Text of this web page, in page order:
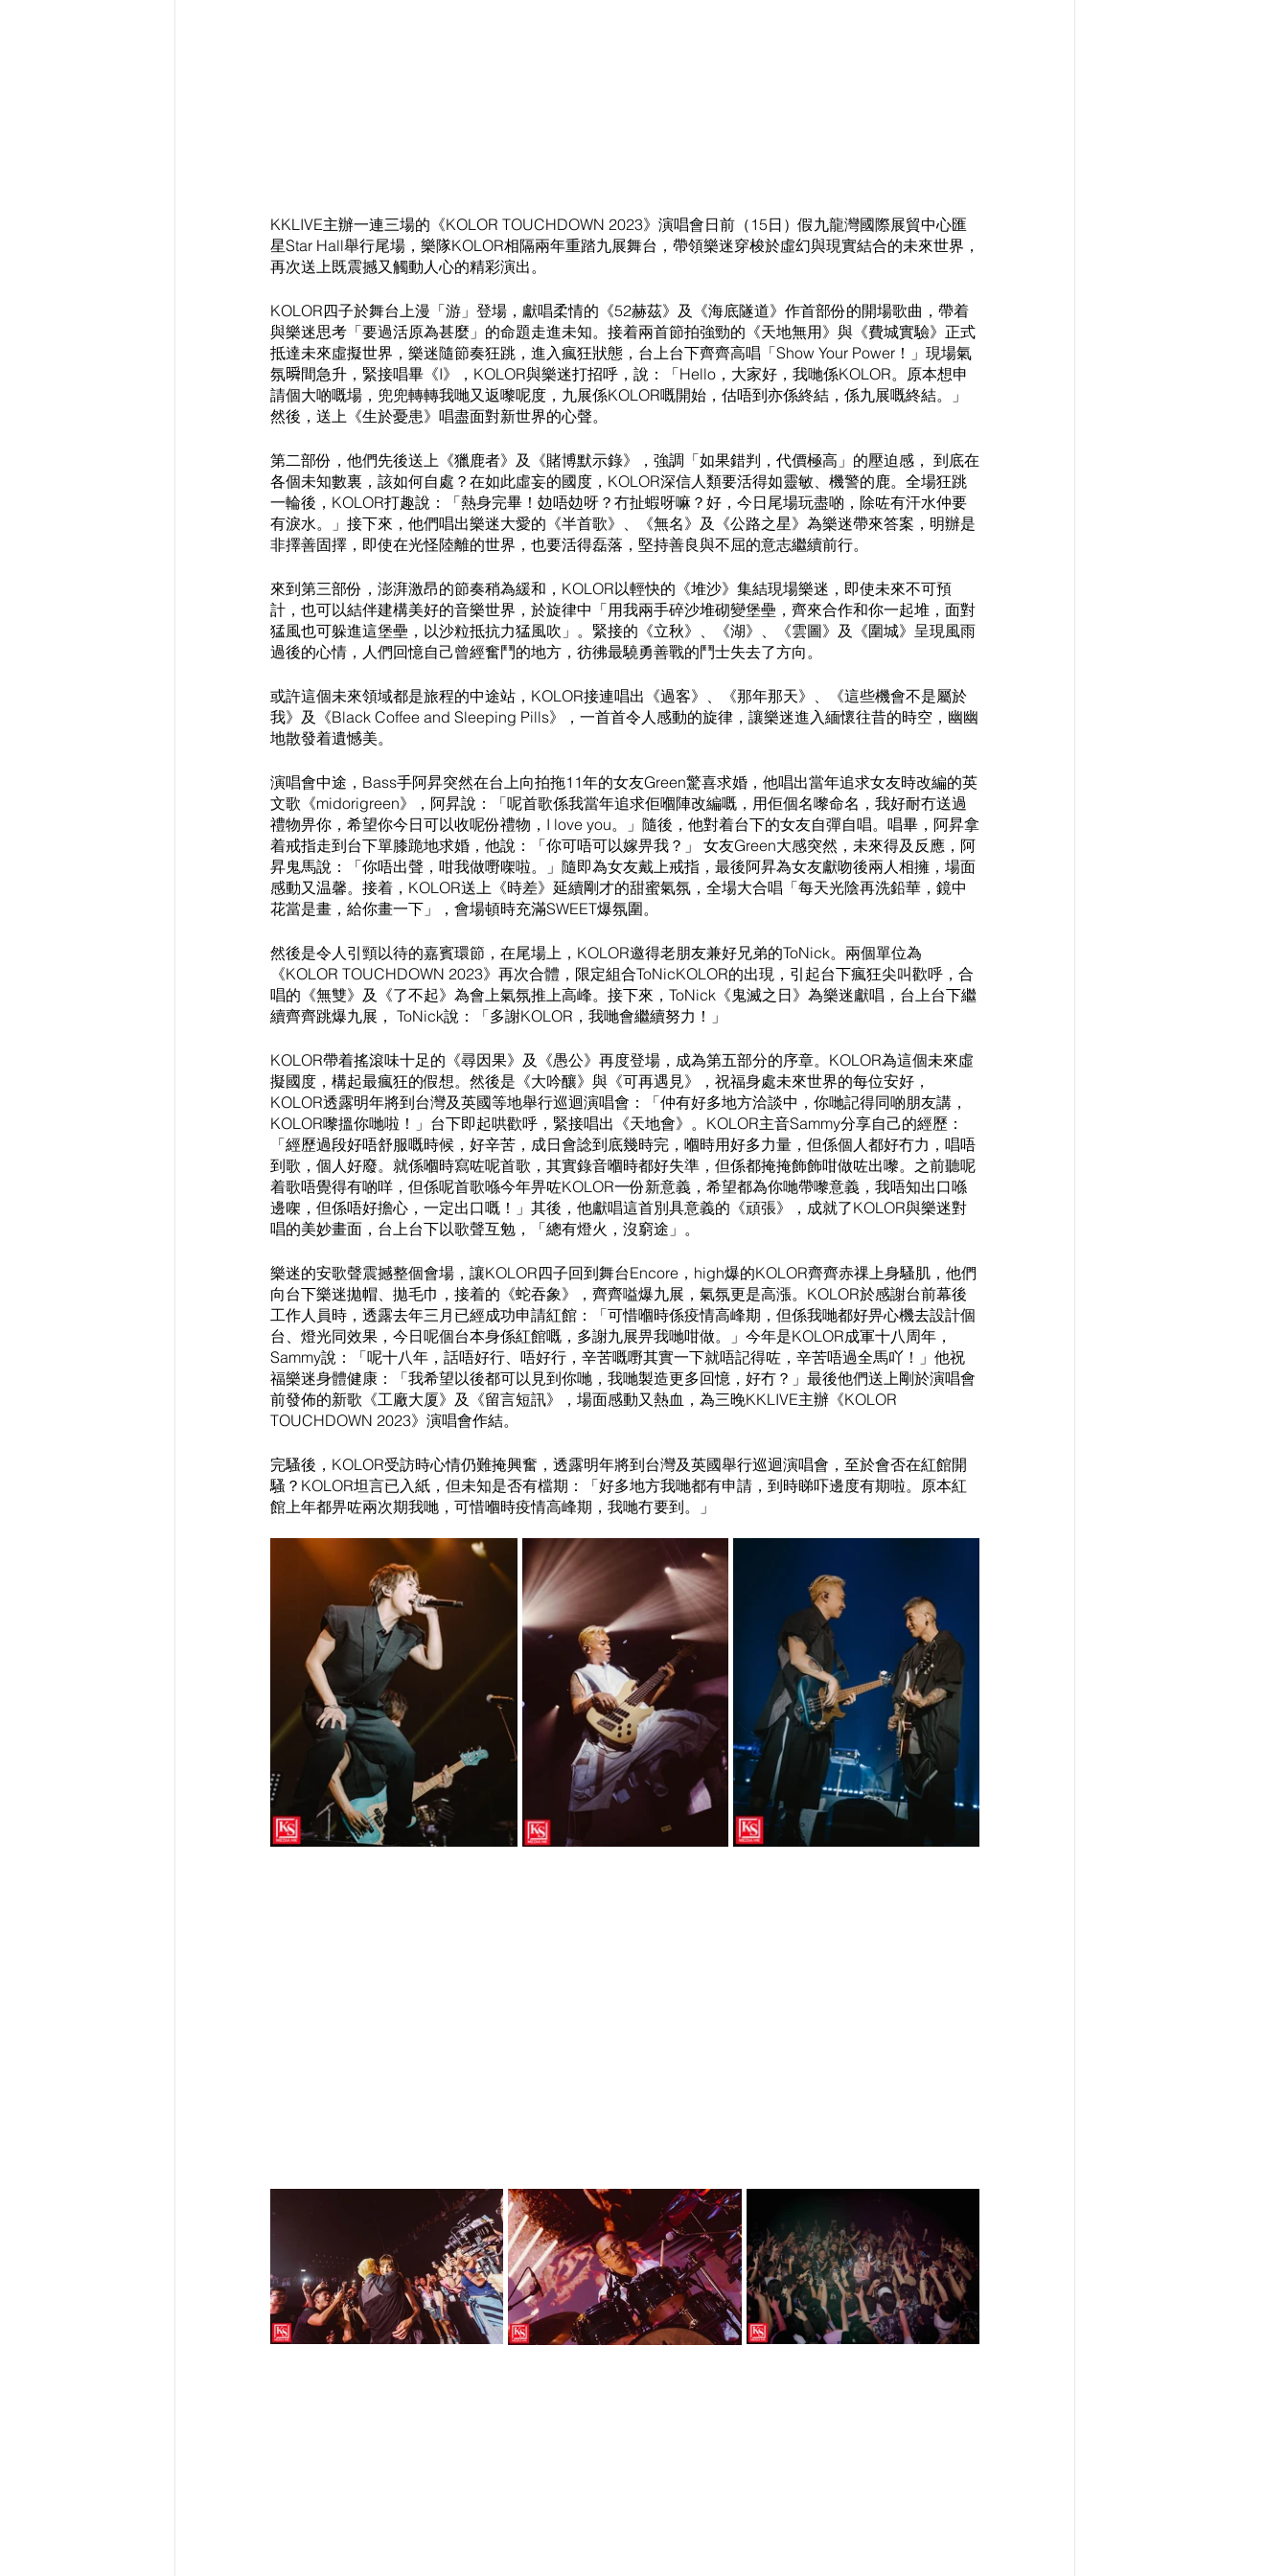
KKLIVE主辦一連三場的《KOLOR TOUCHDOWN 2023》演唱會日前（15日）假九龍灣國際展貿中心匯
星Star Hall舉行尾場，樂隊KOLOR相隔兩年重踏九展舞台，帶領樂迷穿梭於虛幻與現實結合的未來世界，
再次送上既震撼又觸動人心的精彩演出。
KOLOR四子於舞台上漫「游」登場，獻唱柔情的《52赫茲》及《海底隧道》作首部份的開場歌曲，帶着
與樂迷思考「要過活原為甚麼」的命題走進未知。接着兩首節拍強勁的《天地無用》與《費城實驗》正式
抵達未來虛擬世界，樂迷隨節奏狂跳，進入瘋狂狀態，台上台下齊齊高唱「Show Your Power！」現場氣
氛𣊬間急升，緊接唱畢《I》，KOLOR與樂迷打招呼，說：「Hello，大家好，我哋係KOLOR。原本想申
請個大啲嘅場，兜兜轉轉我哋又返嚟呢度，九展係KOLOR嘅開始，估唔到亦係終結，係九展嘅終結。」
然後，送上《生於憂患》唱盡面對新世界的心聲。
第二部份，他們先後送上《獵鹿者》及《賭博默示錄》，強調「如果錯判，代價極高」的壓迫感， 到底在
各個未知數裏，該如何自處？在如此虛妄的國度，KOLOR深信人類要活得如靈敏、機警的鹿。全場狂跳
一輪後，KOLOR打趣說：「熱身完畢！攰唔攰呀？冇扯蝦呀嘛？好，今日尾場玩盡啲，除咗有汗水仲要
有淚水。」接下來，他們唱出樂迷大愛的《半首歌》、《無名》及《公路之星》為樂迷帶來答案，明辦是
非擇善固擇，即使在光怪陸離的世界，也要活得磊落，堅持善良與不屈的意志繼續前行。
來到第三部份，澎湃激昂的節奏稍為緩和，KOLOR以輕快的《堆沙》集結現場樂迷，即使未來不可預
計，也可以結伴建構美好的音樂世界，於旋律中「用我兩手碎沙堆砌變堡壘，齊來合作和你一起堆，面對
猛風也可躲進這堡壘，以沙粒抵抗力猛風吹」。緊接的《立秋》、《湖》、《雲圖》及《圍城》呈現風雨
過後的心情，人們回憶自己曾經奮鬥的地方，彷彿最驍勇善戰的鬥士失去了方向。
或許這個未來領域都是旅程的中途站，KOLOR接連唱出《過客》、《那年那天》、《這些機會不是屬於
我》及《Black Coffee and Sleeping Pills》，一首首令人感動的旋律，讓樂迷進入緬懷往昔的時空，幽幽
地散發着遺憾美。
演唱會中途，Bass手阿昇突然在台上向拍拖11年的女友Green驚喜求婚，他唱出當年追求女友時改編的英
文歌《midorigreen》，阿昇說：「呢首歌係我當年追求佢嗰陣改編嘅，用佢個名嚟命名，我好耐冇送過
禮物畀你，希望你今日可以收呢份禮物，I love you。」隨後，他對着台下的女友自彈自唱。唱畢，阿昇拿
着戒指走到台下單膝跪地求婚，他說：「你可唔可以嫁畀我？」 女友Green大感突然，未來得及反應，阿
昇鬼馬說：「你唔出聲，咁我做嘢㗎啦。」隨即為女友戴上戒指，最後阿昇為女友獻吻後兩人相擁，場面
感動又温馨。接着，KOLOR送上《時差》延續剛才的甜蜜氣氛，全場大合唱「每天光陰再洗鉛華，鏡中
花當是畫，給你畫一下」，會場頓時充滿SWEET爆氛圍。
然後是令人引頸以待的嘉賓環節，在尾場上，KOLOR邀得老朋友兼好兄弟的ToNick。兩個單位為
《KOLOR TOUCHDOWN 2023》再次合體，限定組合ToNicKOLOR的出現，引起台下瘋狂尖叫歡呼，合
唱的《無雙》及《了不起》為會上氣氛推上高峰。接下來，ToNick《鬼滅之日》為樂迷獻唱，台上台下繼
續齊齊跳爆九展， ToNick說：「多謝KOLOR，我哋會繼續努力！」
KOLOR帶着搖滾味十足的《尋因果》及《愚公》再度登場，成為第五部分的序章。KOLOR為這個未來虛
擬國度，構起最瘋狂的假想。然後是《大吟釀》與《可再遇見》，祝福身處未來世界的每位安好，
KOLOR透露明年將到台灣及英國等地舉行巡迴演唱會：「仲有好多地方洽談中，你哋記得同啲朋友講，
KOLOR嚟搵你哋啦！」台下即起哄歡呼，緊接唱出《天地會》。KOLOR主音Sammy分享自己的經歷：
「經歷過段好唔舒服嘅時候，好辛苦，成日會諗到底幾時完，嗰時用好多力量，但係個人都好冇力，唱唔
到歌，個人好廢。就係嗰時寫咗呢首歌，其實錄音嗰時都好失準，但係都掩掩飾飾咁做咗出嚟。之前聽呢
着歌唔覺得有啲咩，但係呢首歌喺今年畀咗KOLOR一份新意義，希望都為你哋帶嚟意義，我唔知出口喺
邊㗎，但係唔好擔心，一定出口嘅！」其後，他獻唱這首別具意義的《頑張》，成就了KOLOR與樂迷對
唱的美妙畫面，台上台下以歌聲互勉，「總有燈火，沒窮途」。
樂迷的安歌聲震撼整個會場，讓KOLOR四子回到舞台Encore，high爆的KOLOR齊齊赤祼上身騷肌，他們
向台下樂迷拋帽、拋毛巾，接着的《蛇吞象》，齊齊嗌爆九展，氣氛更是高漲。KOLOR於感謝台前幕後
工作人員時，透露去年三月已經成功申請紅館：「可惜嗰時係疫情高峰期，但係我哋都好畀心機去設計個
台、燈光同效果，今日呢個台本身係紅館嘅，多謝九展畀我哋咁做。」今年是KOLOR成軍十八周年，
Sammy說：「呢十八年，話唔好行、唔好行，辛苦嘅嘢其實一下就唔記得咗，辛苦唔過全馬吖！」他祝
福樂迷身體健康：「我希望以後都可以見到你哋，我哋製造更多回憶，好冇？」最後他們送上剛於演唱會
前發佈的新歌《工廠大厦》及《留言短訊》，場面感動又熱血，為三晚KKLIVE主辦《KOLOR
TOUCHDOWN 2023》演唱會作結。
完騷後，KOLOR受訪時心情仍難掩興奮，透露明年將到台灣及英國舉行巡迴演唱會，至於會否在紅館開
騷？KOLOR坦言已入紙，但未知是否有檔期：「好多地方我哋都有申請，到時睇吓邊度有期啦。原本紅
館上年都畀咗兩次期我哋，可惜嗰時疫情高峰期，我哋冇要到。」